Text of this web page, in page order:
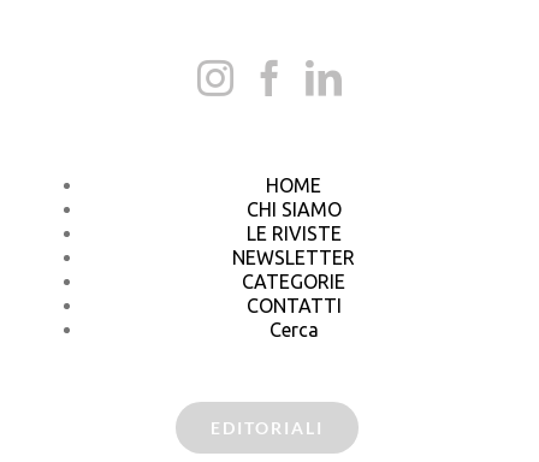
HOME
CHI SIAMO
LE RIVISTE
NEWSLETTER
CATEGORIE
CONTATTI
Cerca
EDITORIALI